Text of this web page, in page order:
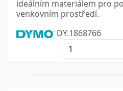
ideálním materiálem pro
venkovním prostředí.
DY.1868766